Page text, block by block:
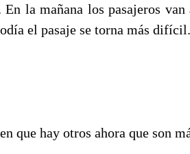
En la mañana los pasajeros
el pasaje se torna más difícil.
que hay otros ahora que son